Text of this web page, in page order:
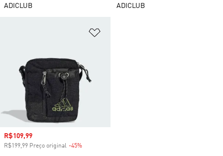
ADICLUB
ADICLUB
Preço com desconto
R$109,99
R$199,99 Preço original -45%